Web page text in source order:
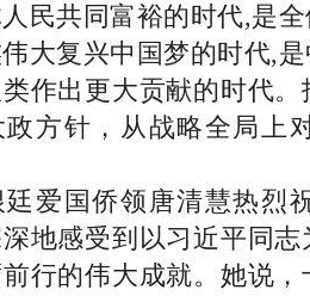
民共同富裕的时代,是
大复兴中国梦的时代,
作出更大贡献的时代
方针，从战略全局上
国侨领唐清慧热烈
地感受到以习近平同
行的伟大成就。她说